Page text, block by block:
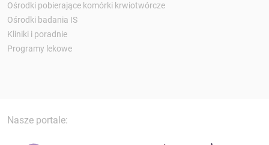
Ośrodki pobierające komórki krwiotwórcze
Ośrodki badania IS
Kliniki i poradnie
Programy lekowe
Nasze portale: